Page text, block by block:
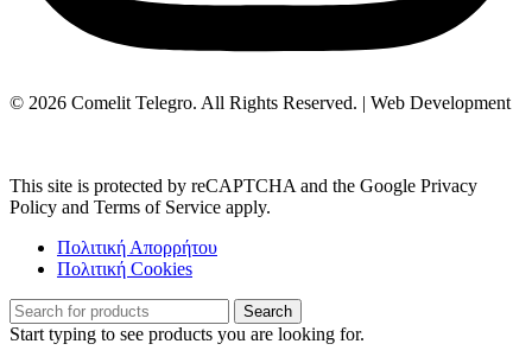
© 2026 Comelit Telegro. All Rights Reserved. | Web Development
This site is protected by reCAPTCHA and the Google Privacy
Policy and Terms of Service apply.
Πολιτική Απορρήτου
Πολιτική Cookies
Search
Start typing to see products you are looking for.